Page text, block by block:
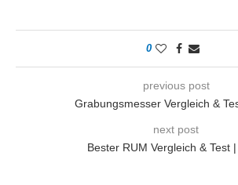
0
previous post
Grabungsmesser Vergleich &
next post
Bester RUM Vergleich & Test